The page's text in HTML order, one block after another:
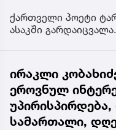
ქართველი პოეტი
ასაკში გარდაიცვალა.
ირაკლი
ეროვნულ
უპირისპირდება,
სამართალი,